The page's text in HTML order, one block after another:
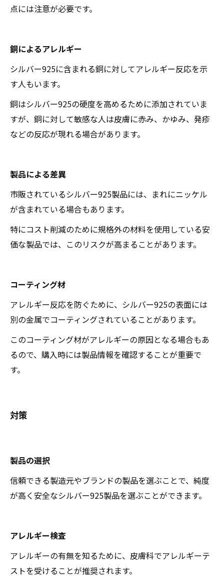
点には注意が必要です。
銅によるアレルギー
シルバー925に含まれる銅に対してアレルギー反応を示
す人もいます。
銅はシルバー925の硬度を高めるために添加されていま
すが、銅に対して敏感な人は皮膚に赤み、かゆみ、発疹
などの反応が現れる場合があります。
製品による差異
市販されているシルバー925製品には、まれにニッケル
が含まれている場合もあります。
特にコスト削減のために規格外の材料を使用している安
価な製品では、このリスクが高まることがあります。
コーティング材
アレルギー反応を防ぐために、シルバー925の表面には
別の金属でコーティングされていることがあります。
このコーティング材がアレルギーの原因となる場合もあ
るので、購入時には製品情報を確認することが重要で
す。
対策
製品の選択
信頼できる製造元やブランドの製品を選ぶことで、純度
が高く安全なシルバー925製品を選ぶことができます。
アレルギー検査
アレルギーの有無を知るために、皮膚科でアレルギーテ
ストを受けることが推奨されます。